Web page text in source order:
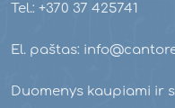
Tel.: +370 37 425741
El. paštas:
Duomenys kaupiami ir